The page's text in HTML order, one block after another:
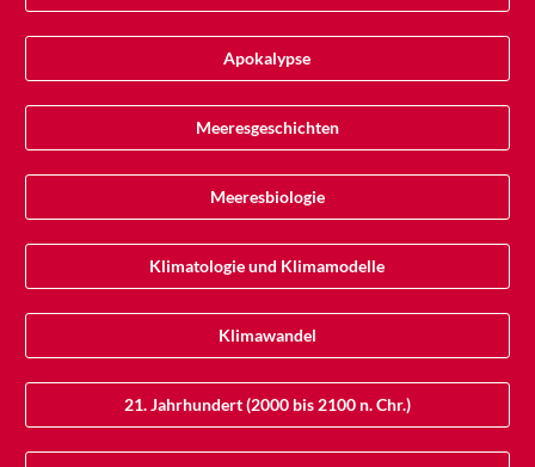
Apokalypse
Meeresgeschichten
Meeresbiologie
Klimatologie und Klimamodelle
Klimawandel
21. Jahrhundert (2000 bis 2100 n. Chr.)